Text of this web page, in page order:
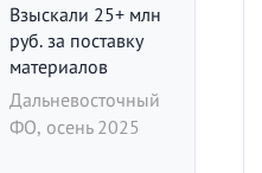
Взыскали 25+ млн
руб. за поставку
материалов
Дальневосточный
ФО, осень 2025